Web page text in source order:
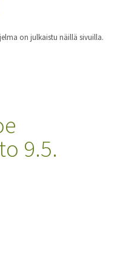
on julkaistu näillä sivuilla.
9.5.